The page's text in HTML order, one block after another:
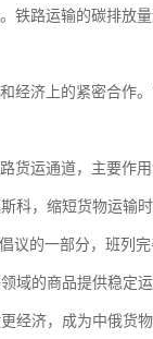
铁路运输的碳排放
经济上的紧密合作
货运通道，主要作用
科，缩短货物运输
议的一部分，班列
域的商品提供稳定
经济，成为中俄货物